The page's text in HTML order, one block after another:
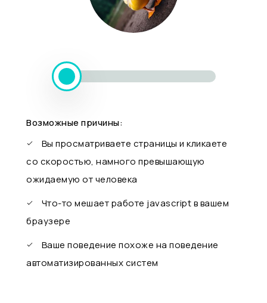
Возможные причины:
Вы просматриваете страницы и кликаете
со скоростью, намного превышающую
ожидаемую от человека
Что-то мешает работе javascript в вашем
браузере
Ваше поведение похоже на поведение
автоматизированных систем